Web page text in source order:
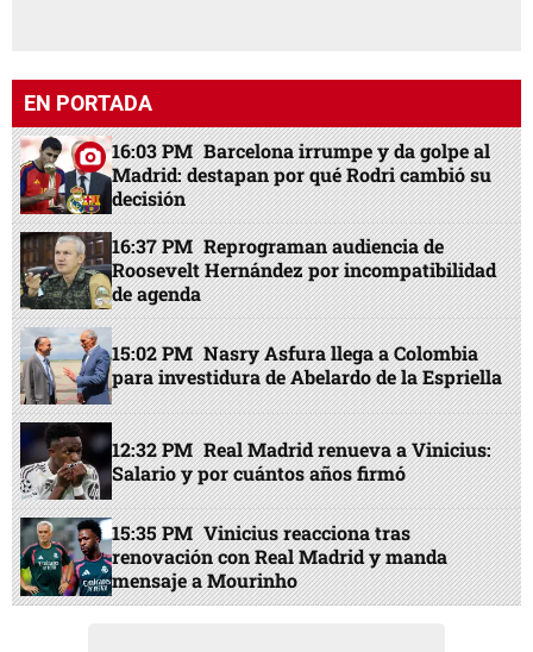
EN PORTADA
16:03 PM Barcelona irrumpe y da golpe al
Madrid: destapan por qué Rodri cambió su
decisión
16:37 PM Reprograman audiencia de
Roosevelt Hernández por incompatibilidad
de agenda
15:02 PM Nasry Asfura llega a Colombia
para investidura de Abelardo de la Espriella
12:32 PM Real Madrid renueva a Vinicius:
Salario y por cuántos años firmó
15:35 PM Vinicius reacciona tras
renovación con Real Madrid y manda
mensaje a Mourinho